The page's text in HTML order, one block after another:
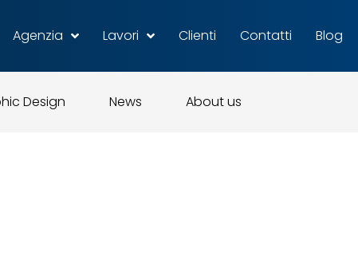
Agenzia Lavori Clienti Contatti Blog
Design News About us